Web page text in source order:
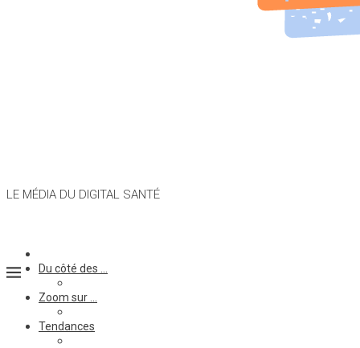
LE MÉDIA DU DIGITAL SANTÉ
Du côté des …
Zoom sur …
Tendances